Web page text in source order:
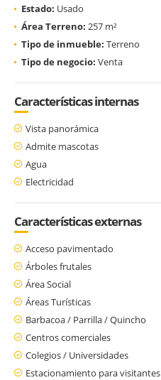
Estado: Usado
Área Terreno: 257 m²
Tipo de inmueble: Terreno
Tipo de negocio: Venta
Características internas
Vista panorámica
Admite mascotas
Agua
Electricidad
Características externas
Acceso pavimentado
Árboles frutales
Área Social
Áreas Turísticas
Barbacoa / Parrilla / Quincho
Centros comerciales
Colegios / Universidades
Estacionamiento para visitantes